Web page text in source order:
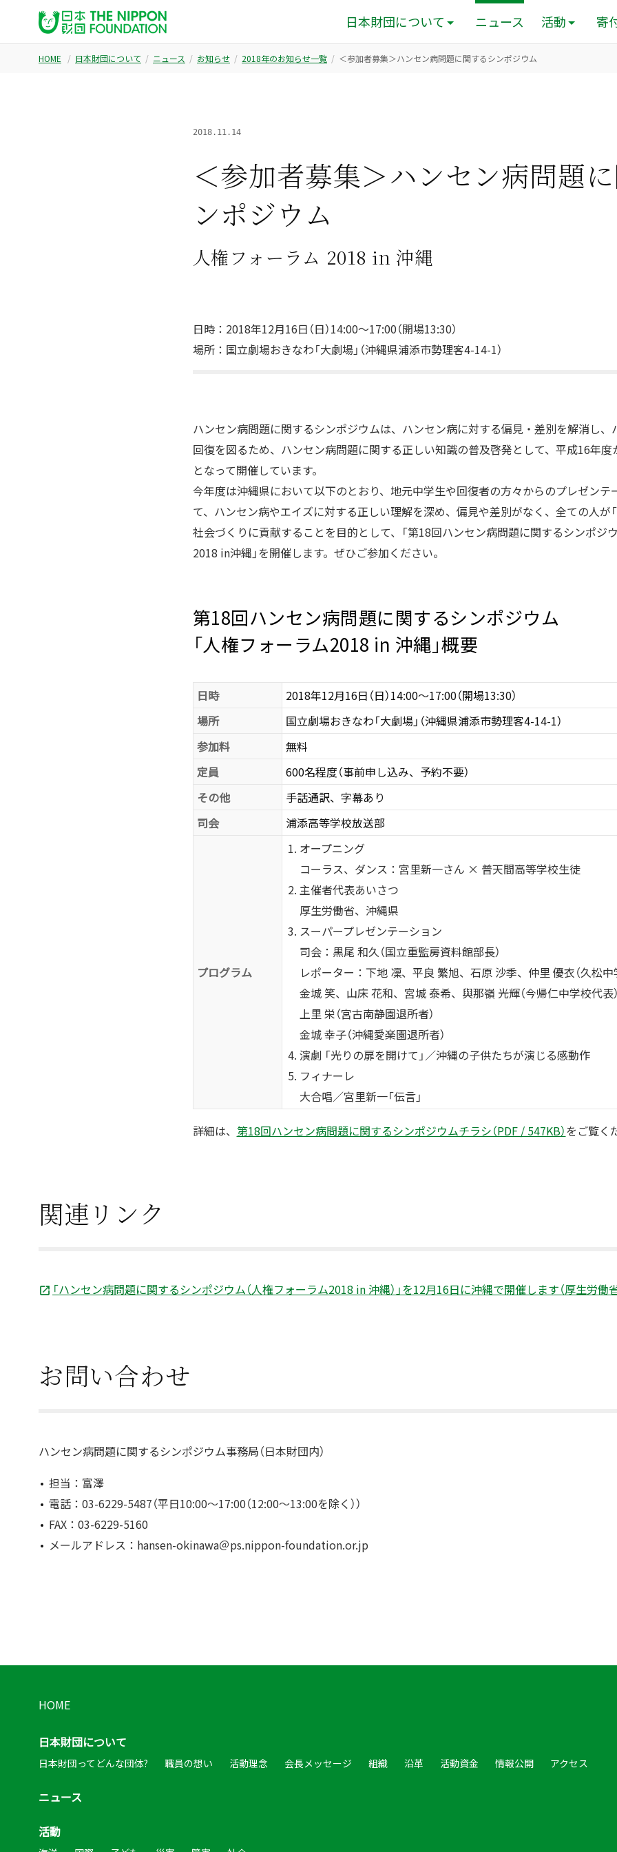
日本財団について ニュース 活動 寄
HOME 日本財団について ニュース お知らせ 2018年のお知らせ一覧 ＜参加者募集＞ハンセン病問題に関するシンポジウム
2018.11.14
＜参加者募集＞ハンセン病問題
ンポジウム
人権フォーラム 2018 in 沖縄
日時：2018年12月16日（日）14:00～17:00（開場13:30）
場所：国立劇場おきなわ「大劇場」（沖縄県浦添市勢理客4-14-1）
ハンセン病問題に関するシンポジウムは、ハンセン病に対する偏見・差別を解消し
回復を図るため、ハンセン病問題に関する正しい知識の普及啓発として、平成16年
となって開催しています。
今年度は沖縄県において以下のとおり、地元中学生や回復者の方々からのプレゼンテ
て、ハンセン病やエイズに対する正しい理解を深め、偏見や差別がなく、全ての人が
社会づくりに貢献することを目的として、「第18回ハンセン病問題に関するシンポジ
2018 in沖縄」を開催します。ぜひご参加ください。
第18回ハンセン病問題に関するシンポジウム
「人権フォーラム2018 in 沖縄」概要
日時
2018年12月16日（日）14:00～17:00（開場13:30）
場所
国立劇場おきなわ「大劇場」（沖縄県浦添市勢理客4-14-1）
参加料
無料
定員
600名程度（事前申し込み、予約不要）
その他
手話通訳、字幕あり
司会
浦添高等学校放送部
プログラム
オープニング
コーラス、ダンス：宮里新一さん × 普天間高等学校生徒
主催者代表あいさつ
厚生労働省、沖縄県
スーパープレゼンテーション
司会：黒尾 和久（国立重監房資料館部長）
レポーター：下地 凜、平良 繁旭、石原 沙季、仲里 優衣（久松中
金城 笑、山床 花和、宮城 泰希、與那嶺 光輝（今帰仁中学校代表）
上里 栄（宮古南静園退所者）
金城 幸子（沖縄愛楽園退所者）
演劇 「光りの扉を開けて」／沖縄の子供たちが演じる感動作
フィナーレ
大合唱／宮里新一「伝言」
詳細は、 第18回ハンセン病問題に関するシンポジウムチラシ（PDF / 547KB）をご覧く
関連リンク
「ハンセン病問題に関するシンポジウム（人権フォーラム2018 in 沖縄）」を12月16日に沖縄で開催します（厚生労働
お問い合わせ
ハンセン病問題に関するシンポジウム事務局（日本財団内）
担当：富澤
電話：03-6229-5487（平日10:00～17:00（12:00～13:00を除く））
FAX：03-6229-5160
メールアドレス：hansen-okinawa＠ps.nippon-foundation.or.jp
HOME
日本財団について
日本財団ってどんな団体? 職員の想い 活動理念 会長メッセージ 組織 沿革 活動資金 情報公開 アクセス
ニュース
活動